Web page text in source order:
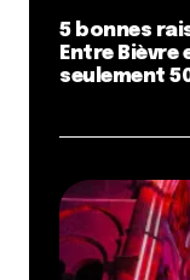
5 bonnes
Entre Bièvre
seulement